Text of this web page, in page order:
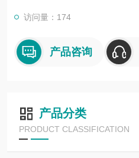
访问量：174
产品咨询
产品分类
PRODUCT CLASSIFICATION